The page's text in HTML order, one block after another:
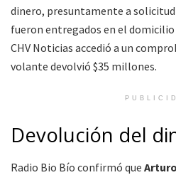
dinero, presuntamente a solicitud
fueron entregados en el domicilio
CHV Noticias accedió a un
volante devolvió $35 millones.
Devolución del
Radio Bio Bío confirmó que